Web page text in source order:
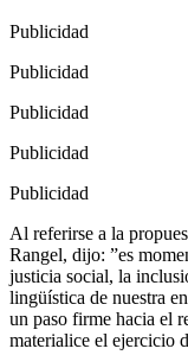
Publicidad
Publicidad
Publicidad
Publicidad
Publicidad
Al referirse a la
Rangel, dijo: ”es
justicia social, la
lingüística de nuestra
un paso firme hacia el
materialice el ejercicio